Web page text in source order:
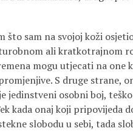
što sam na svojoj koži
ali kratkotrajnom
mogu utjecati na
S druge strane,
jedinstveni osobni boj,
kada onaj koji pripovijeda
slobodu u sebi, tada